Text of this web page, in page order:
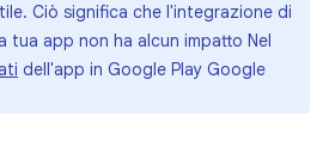
Ciò significa che l'integrazione di
tua app non ha alcun impatto Nel
dell'app in Google Play Google